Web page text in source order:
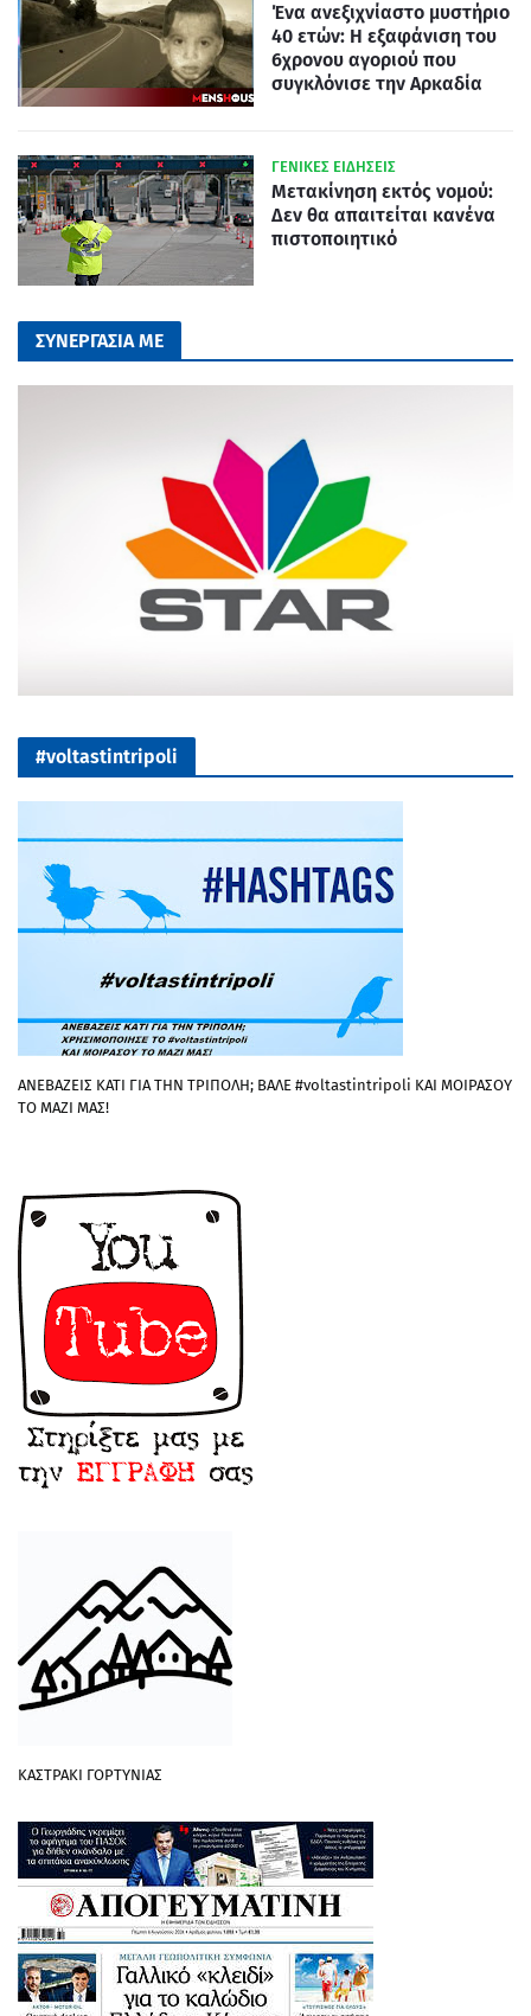
Ένα ανεξιχνίαστο μυστήριο
40 ετών: Η εξαφάνιση του
6χρονου αγοριού που
συγκλόνισε την Αρκαδία
ΓΕΝΙΚΕΣ ΕΙΔΗΣΕΙΣ
Μετακίνηση εκτός νομού:
Δεν θα απαιτείται κανένα
πιστοποιητικό
ΣΥΝΕΡΓΑΣΙΑ ΜΕ
#voltastintripoli
ΑΝΕΒΑΖΕΙΣ ΚΑΤΙ ΓΙΑ ΤΗΝ ΤΡΙΠΟΛΗ; ΒΑΛΕ #voltastintripoli ΚΑΙ ΜΟΙΡΑΣΟΥ
ΤΟ ΜΑΖΙ ΜΑΣ!
ΚΑΣΤΡΑΚΙ ΓΟΡΤΥΝΙΑΣ